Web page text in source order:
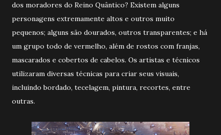
dos moradores do Reino Quântico? Existem alguns
personagens extremamente altos e outros muito
pequenos; alguns são dourados, outros transparentes; e há
um grupo todo de vermelho, além de rostos com franjas,
mascarados e cobertos de cabelos. Os artistas e técnicos
utilizaram diversas técnicas para criar seus visuais,
incluindo bordado, tecelagem, pintura, recortes, entre
outras.